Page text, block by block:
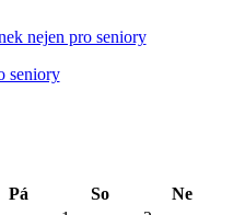
nejen pro seniory
Pá So
Ne